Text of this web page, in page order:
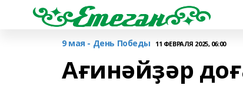
9 мая - День Победы 11 ФЕВРАЛЯ 2025, 06:00
Ағинәйҙәр